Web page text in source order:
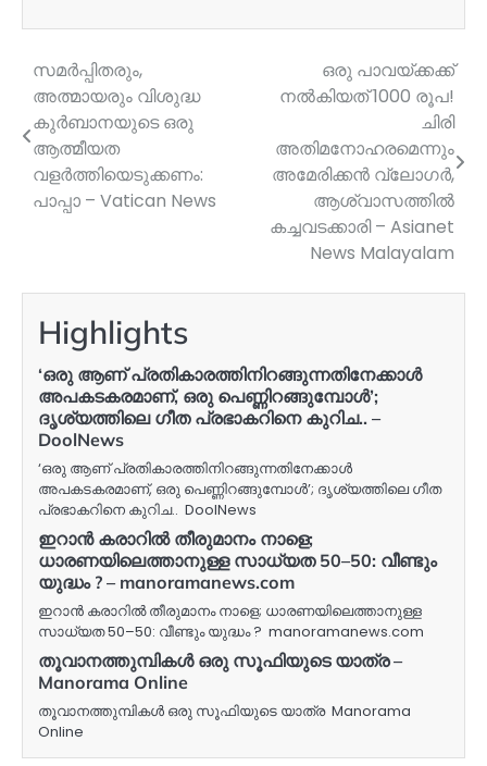
Post
navigation
സമർപ്പിതരും,
അത്മായരും വിശുദ്ധ
കുർബാനയുടെ ഒരു
ആത്മീയത
വളർത്തിയെടുക്കണം:
പാപ്പാ – Vatican News
ഒരു പാവയ്‍ക്കക്ക്
നൽകിയത് 1000 രൂപ!
ചിരി
അതിമനോഹരമെന്നും
അമേരിക്കൻ വ്ലോഗർ,
ആശ്വാസത്തില്‍
കച്ചവടക്കാരി – Asianet
News Malayalam
Highlights
‘ഒരു ആണ് പ്രതികാരത്തിനിറങ്ങുന്നതിനേക്കാൾ
അപകടകരമാണ്, ഒരു പെണ്ണിറങ്ങുമ്പോൾ’;
ദൃശ്യത്തിലെ ഗീത പ്രഭാകറിനെ കുറിച.. –
DoolNews
‘ഒരു ആണ് പ്രതികാരത്തിനിറങ്ങുന്നതിനേക്കാൾ
അപകടകരമാണ്, ഒരു പെണ്ണിറങ്ങുമ്പോൾ’; ദൃശ്യത്തിലെ ഗീത
പ്രഭാകറിനെ കുറിച.. DoolNews
ഇറാന്‍ കരാറില്‍ തീരുമാനം നാളെ;
ധാരണയിലെത്താനുള്ള സാധ്യത 50–50: വീണ്ടും
യുദ്ധം ? – manoramanews.com
ഇറാന്‍ കരാറില്‍ തീരുമാനം നാളെ; ധാരണയിലെത്താനുള്ള
സാധ്യത 50–50: വീണ്ടും യുദ്ധം ? manoramanews.com
തൂവാനത്തുമ്പികൾ ഒരു സൂഫിയുടെ യാത്ര –
Manorama Online
തൂവാനത്തുമ്പികൾ ഒരു സൂഫിയുടെ യാത്ര Manorama
Online